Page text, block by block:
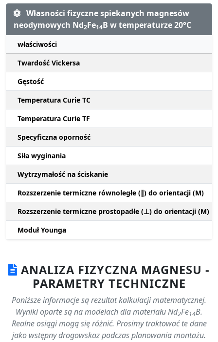
Własności fizyczne spiekanych magnesów
neodymowych Nd2Fe14B w temperaturze 20°C
właściwości
Twardość Vickersa
Gęstość
Temperatura Curie TC
Temperatura Curie TF
Specyficzna oporność
Siła wyginania
Wytrzymałość na ściskanie
Rozszerzenie termiczne równoległe (∥) do orientacji (M)
Rozszerzenie termiczne prostopadłe (⊥) do orientacji (M)
Moduł Younga
ANALIZA FIZYCZNA MAGNESU -
PARAMETRY TECHNICZNE
Poniższe informacje są rezultat kalkulacji matematycznej.
Wyniki oparte są na modelach dla materiału Nd2Fe14B.
Realne osiągi mogą się różnić. Prosimy traktować te dane
jako wstępny drogowskaz podczas planowania montażu.